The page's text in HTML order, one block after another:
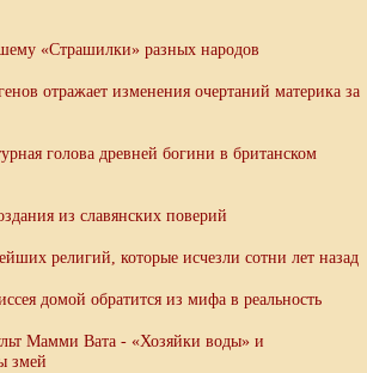
«Страшилки» разных народов
отражает изменения очертаний материка за
голова древней богини в британском
из славянских поверий
религий, которые исчезли сотни лет назад
домой обратится из мифа в реальность
Мамми Вата - «Хозяйки воды» и
змей